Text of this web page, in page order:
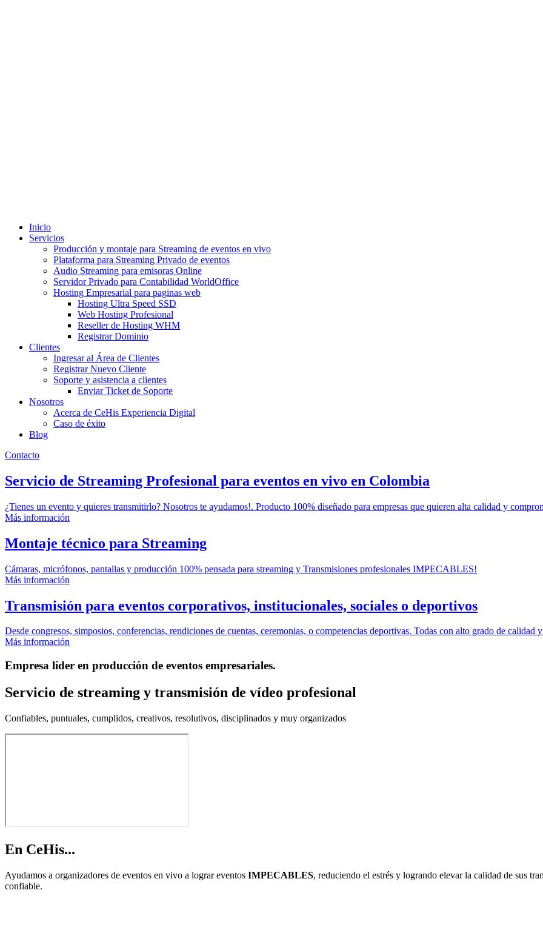
Inicio
Servicios
Producción y montaje para Streaming de eventos en vivo
Plataforma para Streaming Privado de eventos
Audio Streaming para emisoras Online
Servidor Privado para Contabilidad WorldOffice
Hosting Empresarial para paginas web
Hosting Ultra Speed SSD
Web Hosting Profesional
Reseller de Hosting WHM
Registrar Dominio
Clientes
Ingresar al Área de Clientes
Registrar Nuevo Cliente
Soporte y asistencia a clientes
Enviar Ticket de Soporte
Nosotros
Acerca de CeHis Experiencia Digital
Caso de éxito
Blog
Contacto
Servicio de Streaming Profesional para eventos en vivo en Colombia
¿Tienes un evento y quieres transmitirlo? Nosotros te ayudamos!. Producto 100% diseñado para empresas que quieren alta calidad y
Más información
Montaje técnico para Streaming
Cámaras, micrófonos, pantallas y producción 100% pensada para streaming y Transmisiones profesionales IMPECABLES!
Más información
Transmisión para eventos corporativos, institucionales, sociales o deportivos
Desde congresos, simposios, conferencias, rendiciones de cuentas, ceremonias, o competencias deportivas. Todas con alto grado de calidad
Más información
Empresa líder en producción de eventos empresariales.
Servicio de streaming y transmisión de vídeo profesional
Confiables, puntuales, cumplidos, creativos, resolutivos, disciplinados y muy organizados
En CeHis...
Ayudamos a organizadores de eventos en vivo a lograr eventos IMPECABLES, reduciendo el estrés y logrando elevar la calidad de sus
confiable.